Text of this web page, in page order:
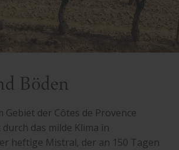
Böden
Gebiet der Côtes de Provence
das milde Klima in
heftige Mistral, der an 150 Tagen